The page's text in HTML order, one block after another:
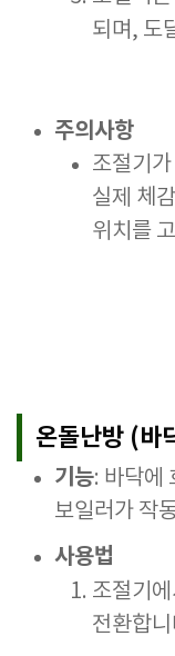
되며, 도
주의사항
조절기
실제 체
위치를
온돌난방 (바
기능: 바닥에
보일러가 작
사용법
조절기에
전환합니